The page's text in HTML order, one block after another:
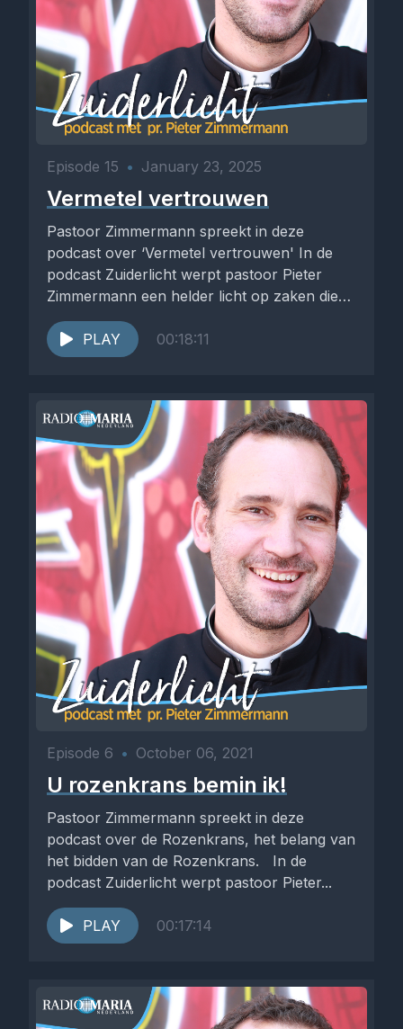
Episode 15 • January 23, 2025
Vermetel vertrouwen
Pastoor Zimmermann spreekt in deze
podcast over ‘Vermetel vertrouwen' In de
podcast Zuiderlicht werpt pastoor Pieter
Zimmermann een helder licht op zaken die
hem...
PLAY
00:18:11
Episode 6 • October 06, 2021
U rozenkrans bemin ik!
Pastoor Zimmermann spreekt in deze
podcast over de Rozenkrans, het belang van
het bidden van de Rozenkrans. In de
podcast Zuiderlicht werpt pastoor Pieter...
PLAY 00:17:14